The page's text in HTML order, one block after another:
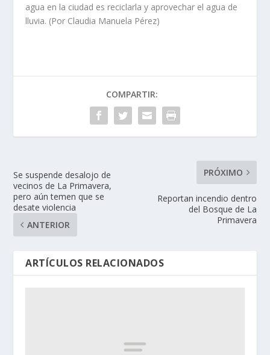
agua en la ciudad es reciclarla y aprovechar el agua de
lluvia. (Por Claudia Manuela Pérez)
COMPARTIR:
Se suspende desalojo de
vecinos de La Primavera,
pero aún temen que se
desate violencia
ANTERIOR
PRÓXIMO
Reportan incendio dentro
del Bosque de La
Primavera
ARTÍCULOS RELACIONADOS